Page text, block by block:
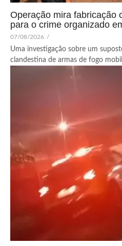
Operação mira fabricação
para o crime organizado
07/08/2026 /
Uma investigação sobre um
clandestina de armas de fogo